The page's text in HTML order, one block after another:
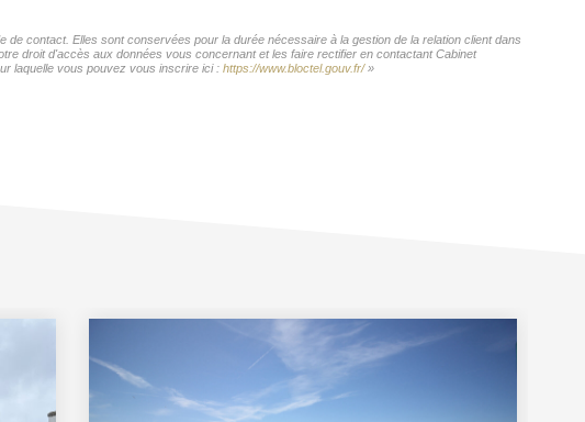
contact. Elles sont conservées pour la durée nécessaire à la gestion de la relation client dans
droit d'accès aux données vous concernant et les faire rectifier en contactant Cabinet
laquelle vous pouvez vous inscrire ici : https://www.bloctel.gouv.fr/»